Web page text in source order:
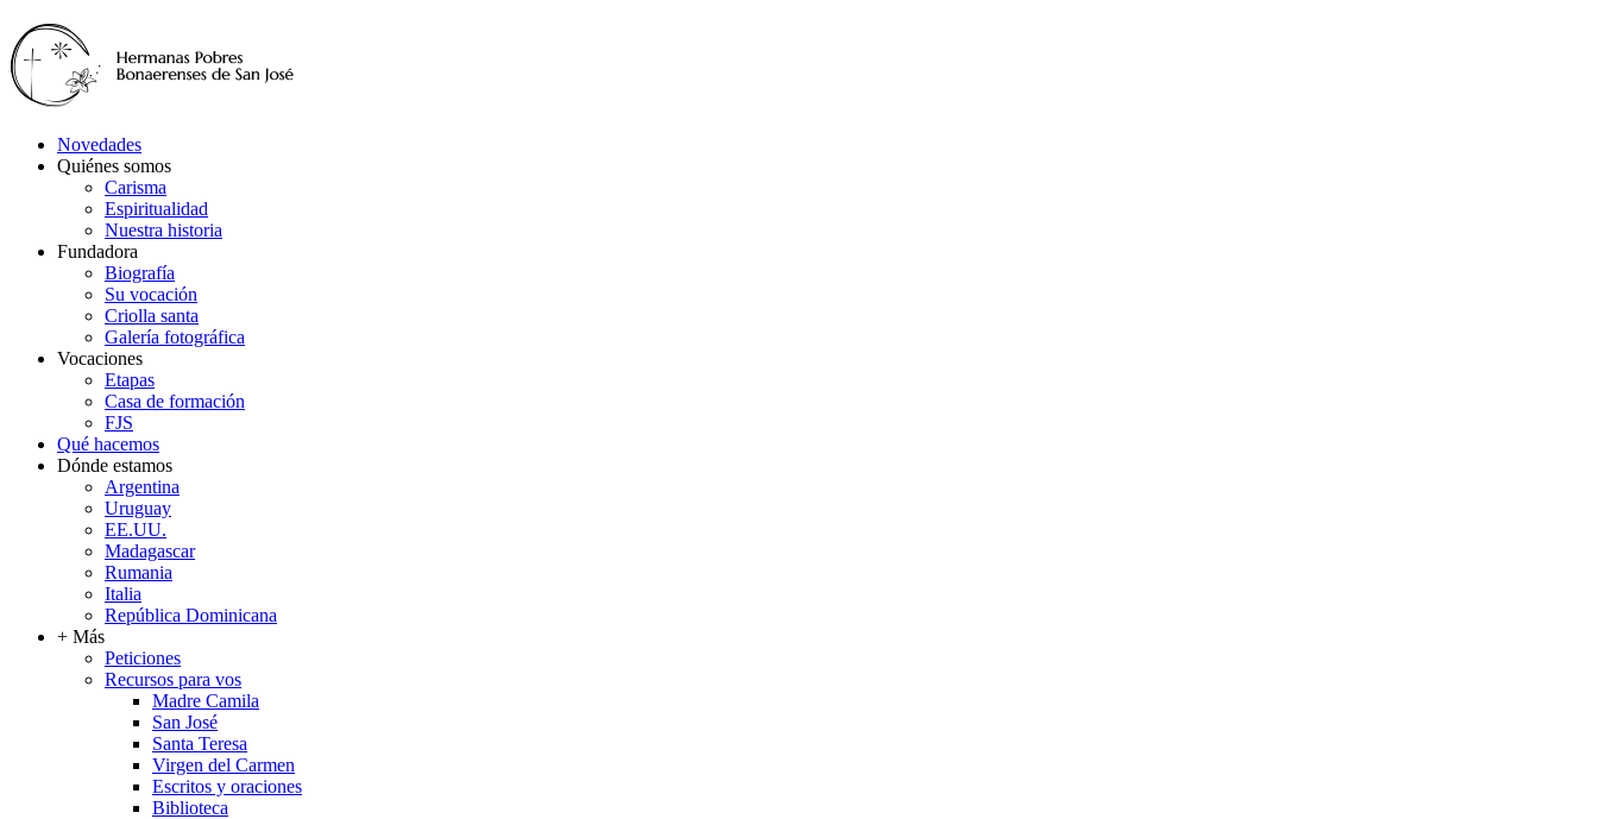
Novedades
Quiénes somos
Carisma
Espiritualidad
Nuestra historia
Fundadora
Biografía
Su vocación
Criolla santa
Galería fotográfica
Vocaciones
Etapas
Casa de formación
FJS
Qué hacemos
Dónde estamos
Argentina
Uruguay
EE.UU.
Madagascar
Rumania
Italia
República Dominicana
+ Más
Peticiones
Recursos para vos
Madre Camila
San José
Santa Teresa
Virgen del Carmen
Escritos y oraciones
Biblioteca